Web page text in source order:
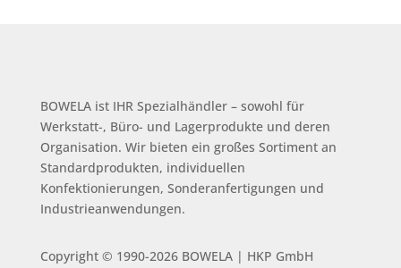
BOWELA ist IHR Spezialhändler – sowohl für
Werkstatt-, Büro- und Lagerprodukte und deren
Organisation. Wir bieten ein großes Sortiment an
Standardprodukten, individuellen
Konfektionierungen, Sonderanfertigungen und
Industrieanwendungen.
Copyright © 1990-2026 BOWELA | HKP GmbH